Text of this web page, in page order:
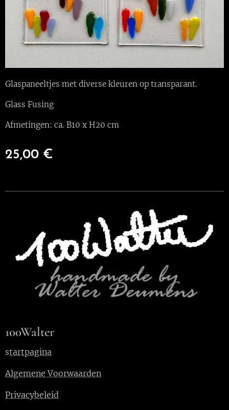
Glaspaneeltjes met diverse kleuren op transparant.
Glass Fusing
Afmetingen: ca. B10 x H20 cm
25,00 €
100Walter
startpagina
Algemene Voorwaarden
Privacybeleid